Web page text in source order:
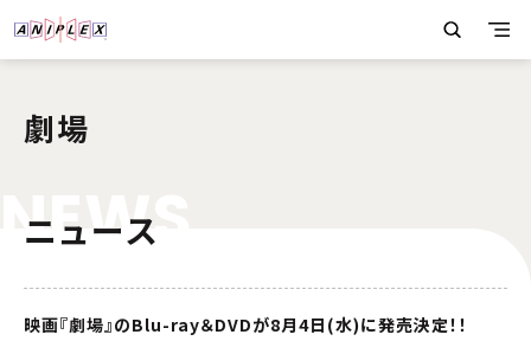
劇場
NEWS
ニュース
映画『劇場』のBlu-ray＆DVDが8月4日(水)に発売決定！！